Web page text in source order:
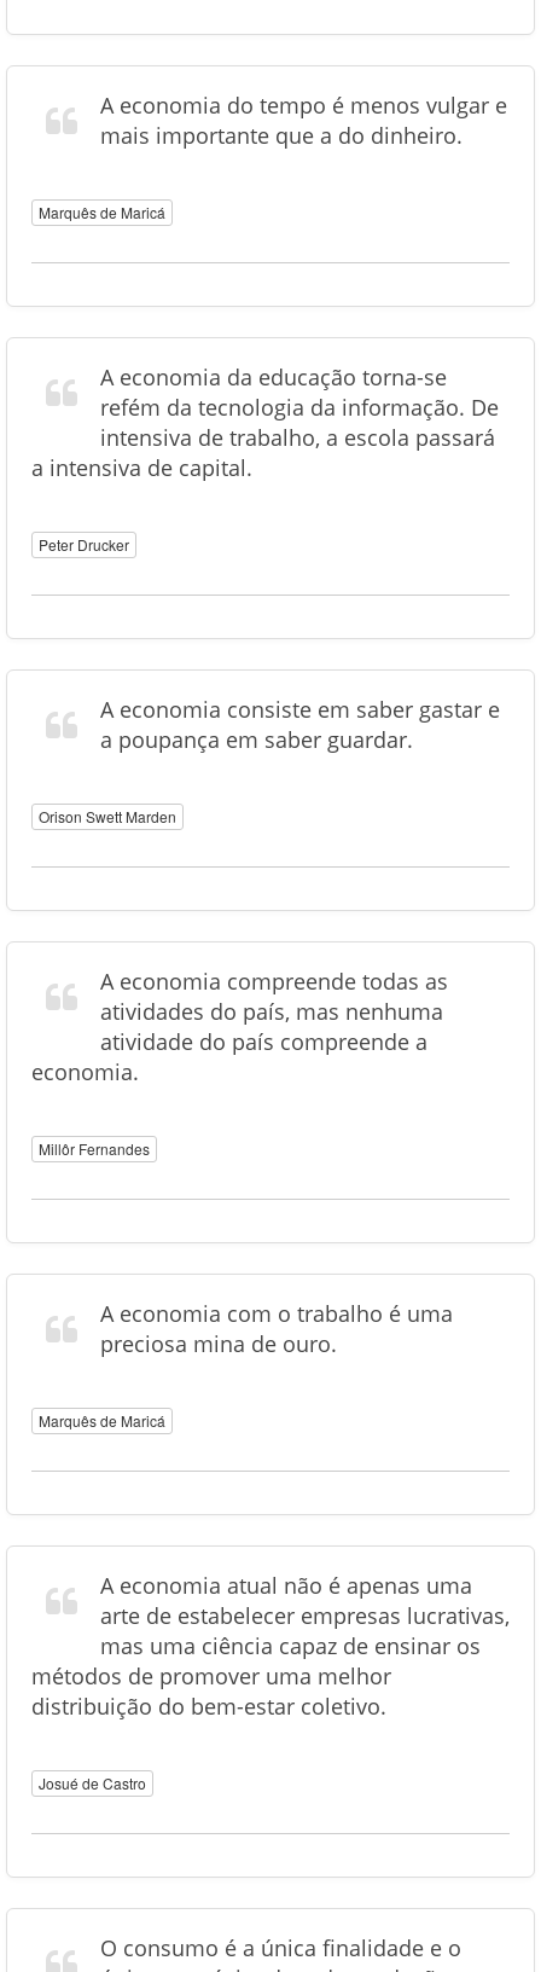
A economia do tempo é menos vulgar e
mais importante que a do dinheiro.
Marquês de Maricá
A economia da educação torna-se
refém da tecnologia da informação. De
intensiva de trabalho, a escola passará
a intensiva de capital.
Peter Drucker
A economia consiste em saber gastar e
a poupança em saber guardar.
Orison Swett Marden
A economia compreende todas as
atividades do país, mas nenhuma
atividade do país compreende a
economia.
Millôr Fernandes
A economia com o trabalho é uma
preciosa mina de ouro.
Marquês de Maricá
A economia atual não é apenas uma
arte de estabelecer empresas lucrativas,
mas uma ciência capaz de ensinar os
métodos de promover uma melhor
distribuição do bem-estar coletivo.
Josué de Castro
O consumo é a única finalidade e o